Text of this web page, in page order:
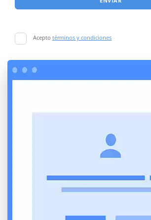
Acepto términos y condiciones